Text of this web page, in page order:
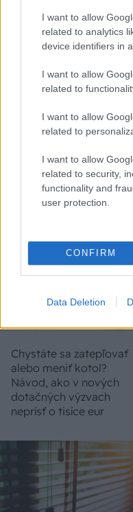
I want to allow
related to analytics
device identifiers in
I want to allow
related to
I want to allow
related to
I want to allow
related to security,
functionality and
user protection.
CONFIRM
Data Deletion
Temné stránky chalúp:
skrytých chýb, ktoré
vás môžu nepríjemne
DOM
Chystáte sa zatepľovať
alebo meniť kotol?
Návod, ako v nových
dotačných výzvach
neprísť o tisíce eur